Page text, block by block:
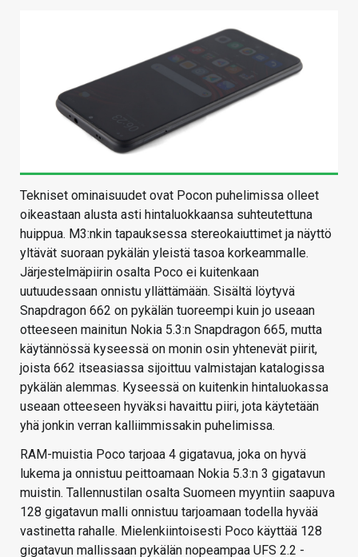
Tekniset ominaisuudet ovat Pocon puhelimissa olleet
oikeastaan alusta asti hintaluokkaansa suhteutettuna
huippua. M3:nkin tapauksessa stereokaiuttimet ja näyttö
yltävät suoraan pykälän yleistä tasoa korkeammalle.
Järjestelmäpiirin osalta Poco ei kuitenkaan
uutuudessaan onnistu yllättämään. Sisältä löytyvä
Snapdragon 662 on pykälän tuoreempi kuin jo useaan
otteeseen mainitun Nokia 5.3:n Snapdragon 665, mutta
käytännössä kyseessä on monin osin yhtenevät piirit,
joista 662 itseasiassa sijoittuu valmistajan katalogissa
pykälän alemmas. Kyseessä on kuitenkin hintaluokassa
useaan otteeseen hyväksi havaittu piiri, jota käytetään
yhä jonkin verran kalliimmissakin puhelimissa.
RAM-muistia Poco tarjoaa 4 gigatavua, joka on hyvä
lukema ja onnistuu peittoamaan Nokia 5.3:n 3 gigatavun
muistin. Tallennustilan osalta Suomeen myyntiin saapuva
128 gigatavun malli onnistuu tarjoamaan todella hyvää
vastinetta rahalle. Mielenkiintoisesti Poco käyttää 128
gigatavun mallissaan pykälän nopeampaa UFS 2.2 -